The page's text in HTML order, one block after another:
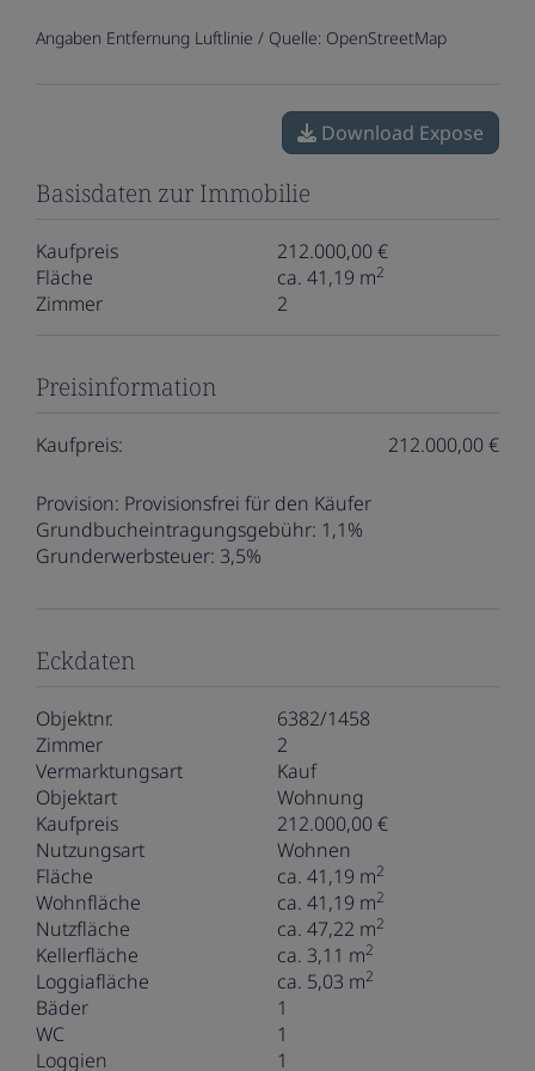
Angaben Entfernung Luftlinie / Quelle: OpenStreetMap
Download Expose
Basisdaten zur Immobilie
Kaufpreis
212.000,00 €
Fläche
ca. 41,19 m2
Zimmer 2
Preisinformation
Kaufpreis: 212.000,00 €
Provision: Provisionsfrei für den Käufer
Grundbucheintragungsgebühr: 1,1%
Grunderwerbsteuer: 3,5%
Eckdaten
Objektnr.
6382/1458
Zimmer
2
Vermarktungsart
Kauf
Objektart
Wohnung
Kaufpreis
212.000,00 €
Nutzungsart
Wohnen
Fläche
ca. 41,19 m2
Wohnfläche ca. 41,19 m2
Nutzfläche ca. 47,22 m2
Kellerfläche ca. 3,11 m2
Loggiafläche ca. 5,03 m2
Bäder
1
WC
1
Loggien
1